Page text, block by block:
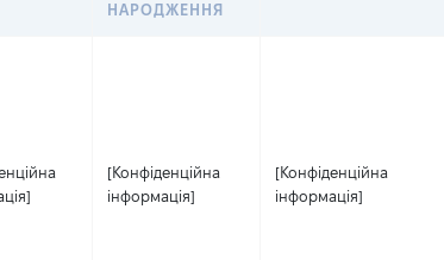
НАРОДЖЕННЯ
[Конфіденційна
інформація]
[Конфіденційна
інформація]